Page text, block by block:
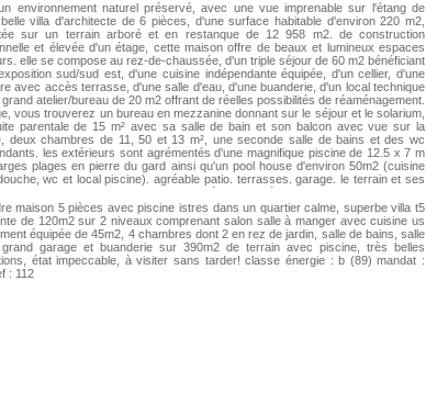
environnement naturel préservé, avec une vue imprenable sur l'étang de
villa d'architecte de 6 pièces, d'une surface habitable d'environ 220 m2,
sur un terrain arboré et en restanque de 12 958 m2. de construction
et élevée d'un étage, cette maison offre de beaux et lumineux espaces
elle se compose au rez-de-chaussée, d'un triple séjour de 60 m2 bénéficiant
sud/sud est, d'une cuisine indépendante équipée, d'un cellier, d'une
avec accès terrasse, d'une salle d'eau, d'une buanderie, d'un local technique
atelier/bureau de 20 m2 offrant de réelles possibilités de réaménagement.
vous trouverez un bureau en mezzanine donnant sur le séjour et le solarium,
parentale de 15 m² avec sa salle de bain et son balcon avec vue sur la
deux chambres de 11, 50 et 13 m², une seconde salle de bains et des wc
les extérieurs sont agrémentés d'une magnifique piscine de 12.5 x 7 m
plages en pierre du gard ainsi qu'un pool house d'environ 50m2 (cuisine
wc et local piscine). agréable patio. terrasses. garage. le terrain et ses
restanques propose des paysages variés constitués d'arbres fruitiers, d'oliviers
les matériaux et prestations sont de qualité : sols en parefeuille, parquet
en chêne, chauffage par pompe à chaleur air/eau, cheminée, double vitrage,
canal, forage. assainissement par fosse mandat : 1823 ref : 40254429
maison 5 pièces avec piscine istres dans un quartier calme, superbe villa t5
de 120m2 sur 2 niveaux comprenant salon salle à manger avec cuisine us
équipée de 45m2, 4 chambres dont 2 en rez de jardin, salle de bains, salle
grand garage et buanderie sur 390m2 de terrain avec piscine, très belles
état impeccable, à visiter sans tarder! classe énergie : b (89) mandat :
: 112